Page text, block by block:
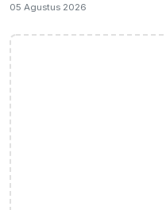
05 Agustus 2026